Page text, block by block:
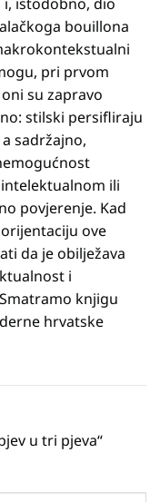
bouillona
pri prvom
su zapravo
stilski persifliraju
sadržajno,
ili
povjerenje. Kad
ove
da je obilježava
i
knjigu
hrvatske
u tri pjeva“